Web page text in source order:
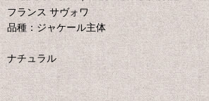
フランス サヴォワ
品種：ジャケール主体
ナチュラル